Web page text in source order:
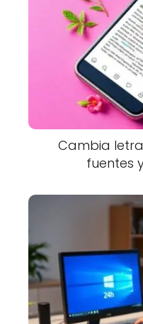
Cambia
fuentes